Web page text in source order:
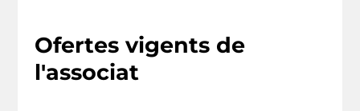
Ofertes vigents de
l'associat